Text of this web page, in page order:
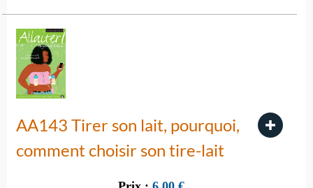
AA143 Tirer son lait, pourquoi,
comment choisir son tire-lait